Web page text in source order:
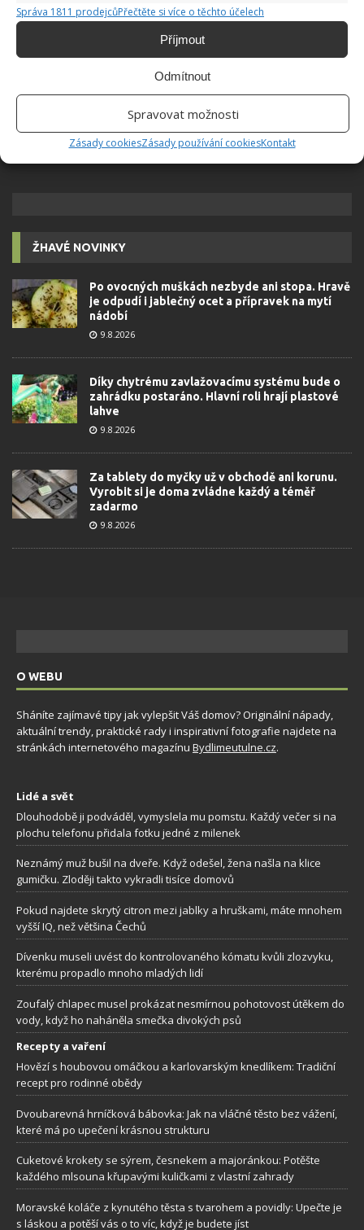
Správa 1811 prodejcůPřečtěte si více o těchto účelech
Příjmout
Odmítnout
Spravovat možnosti
Zásady cookiesZásady používání cookiesKontakt
komunismu: 10 retro otázek ukáže, kdo má
dobrý přehled
6.5.2026
ŽHAVÉ NOVINKY
Po ovocných muškách nezbyde ani stopa. Hravě
je odpudí i jablečný ocet a přípravek na mytí
nádobí
9.8.2026
Díky chytrému zavlažovacímu systému bude o
zahrádku postaráno. Hlavní roli hrají plastové
lahve
9.8.2026
Za tablety do myčky už v obchodě ani korunu.
Vyrobit si je doma zvládne každý a téměř
zadarmo
9.8.2026
O WEBU
Sháníte zajímavé tipy jak vylepšit Váš domov? Originální nápady,
aktuální trendy, praktické rady i inspirativní fotografie najdete na
stránkách internetového magazínu Bydlimeutulne.cz.
Lidé a svět
Dlouhodobě ji podváděl, vymyslela mu pomstu. Každý večer si na
plochu telefonu přidala fotku jedné z milenek
Neznámý muž bušil na dveře. Když odešel, žena našla na klice
gumičku. Zloději takto vykradli tisíce domovů
Pokud najdete skrytý citron mezi jablky a hruškami, máte mnohem
vyšší IQ, než většina Čechů
Dívenku museli uvést do kontrolovaného kómatu kvůli zlozvyku,
kterému propadlo mnoho mladých lidí
Zoufalý chlapec musel prokázat nesmírnou pohotovost útěkem do
vody, když ho naháněla smečka divokých psů
Recepty a vaření
Hovězí s houbovou omáčkou a karlovarským knedlíkem: Tradiční
recept pro rodinné obědy
Dvoubarevná hrníčková bábovka: Jak na vláčné těsto bez vážení,
které má po upečení krásnou strukturu
Cuketové krokety se sýrem, česnekem a majoránkou: Potěšte
každého mlsouna křupavými kuličkami z vlastní zahrady
Moravské koláče z kynutého těsta s tvarohem a povidly: Upečte je
s láskou a potěší vás o to víc, když je budete jíst